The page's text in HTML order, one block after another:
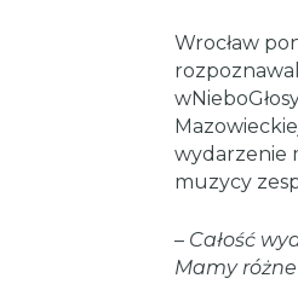
Wrocław
wydarzenie
muzycy
– Całość
Mamy